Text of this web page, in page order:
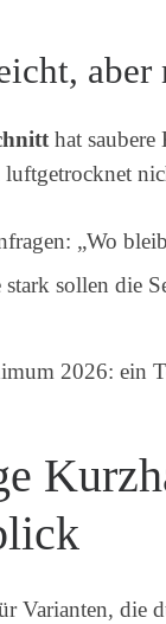
hat saubere
luftgetrocknet
„Wo
stark sollen die
2026: ein
Varianten, die